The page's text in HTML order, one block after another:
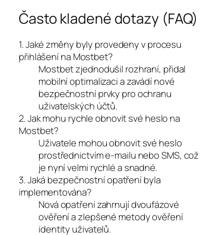
Často kladené dotazy (FAQ)
1. Jaké změny byly provedeny v procesu
přihlášení na Mostbet?
Mostbet zjednodušil rozhraní, přidal
mobilní optimalizaci a zavádí nové
bezpečnostní prvky pro ochranu
uživatelských účtů.
2. Jak mohu rychle obnovit své heslo na
Mostbet?
Uživatele mohou obnovit své heslo
prostřednictvím e-mailu nebo SMS, což
je nyní velmi rychlé a snadné.
3. Jaká bezpečnostní opatření byla
implementována?
Nová opatření zahrnují dvoufázové
ověření a zlepšené metody ověření
identity uživatelů.